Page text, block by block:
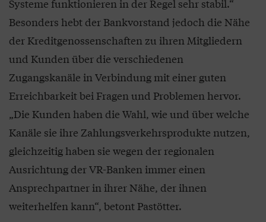
Systeme funktionieren in der Regel sehr stabil.“
Besonders hebt der Bankvorstand jedoch die Nähe
der Kreditgenossenschaften zu ihren Mitgliedern
und Kunden über die verschiedenen
Zugangskanäle in Verbindung mit einer guten
Erreichbarkeit bei Fragen und Problemen hervor.
„Die Kunden haben die Wahl, wie und über welche
Kanäle sie ihre Zahlungsverkehrsprodukte nutzen,
gleichzeitig haben sie wegen der regionalen
Ausrichtung der VR-Banken immer einen
Ansprechpartner in ihrer Nähe, der ihnen
weiterhelfen kann“, betont Pastötter.